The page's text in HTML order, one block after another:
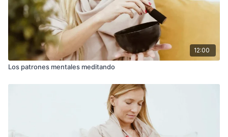
12:00
Los patrones mentales meditando